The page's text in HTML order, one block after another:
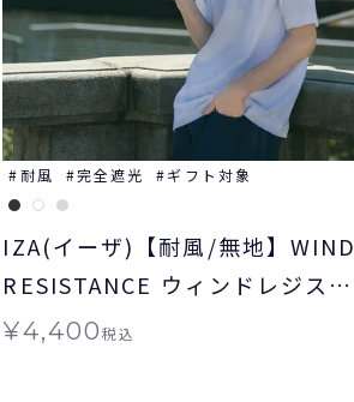
耐風 完全遮光 ギフト対象
IZA(イーザ)【耐風/無地】WIND
RESISTANCE ウィンドレジスタ
ンス 日傘 折りたたみ ギフト対象
¥4,400税込